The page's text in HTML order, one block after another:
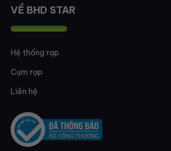
VỀ BHD STAR
Hệ thống rạp
Cụm rạp
Liên hệ